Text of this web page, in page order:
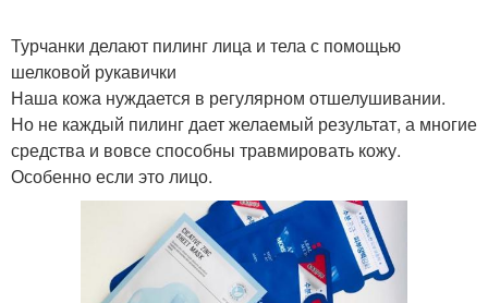
Турчанки делают пилинг лица и тела с помощью
шелковой рукавички
Наша кожа нуждается в регулярном отшелушивании.
Но не каждый пилинг дает желаемый результат, а многие
средства и вовсе способны травмировать кожу.
Особенно если это лицо.